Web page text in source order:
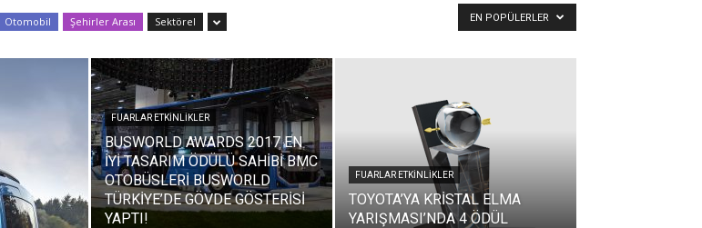
Otomobil Şehirler Arası Sektörel EN POPÜLERLER
FUARLAR ETKINLIKLER
BUSWORLD AWARDS 2017 EN
İYİ TASARIM ÖDÜLÜ SAHİBİ BMC
OTOBÜSLERİ BUSWORLD
TÜRKİYE’DE GÖVDE GÖSTERİSİ
YAPTI!
FUARLAR ETKINLIKLER
TOYOTA’YA KRİSTAL ELMA
YARIŞMASI’NDA 4 ÖDÜL